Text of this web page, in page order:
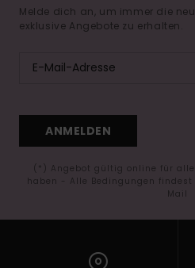
Melde dich an, um immer die
exklusive Angebote zu erhalten.
ANMELDEN
(*) Angebot gültig online für
haben - Alle Bedingungen
Mail